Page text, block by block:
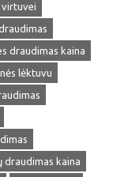
virtuvei
draudimas kaina
lėktuvu
draudimas kaina